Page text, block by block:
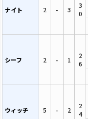
ナイト 2 - 3
3
0
シーフ 2 - 1
2
6
ウィッチ 5 - 2
2
4